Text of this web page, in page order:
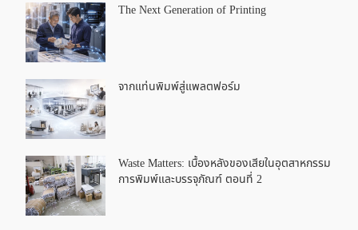
The Next Generation of Printing
จากแท่นพิมพ์สู่แพลตฟอร์ม
Waste Matters: เบื้องหลังของเสียในอุตสาหกรรม
การพิมพ์และบรรจุภัณฑ์ ตอนที่ 2